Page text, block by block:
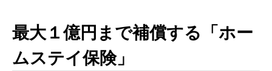
最大１億円まで補償する「ホー
ムステイ保険」